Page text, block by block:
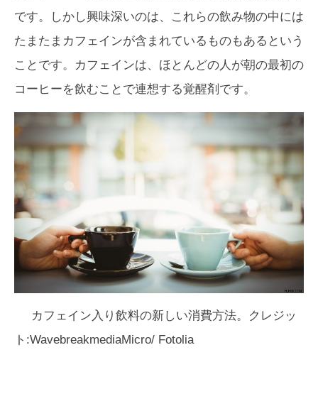
です。しかし興味深いのは、これらの飲み物の中には
たまたまカフェインが含まれているものもあるという
ことです。カフェインは、ほとんどの人が朝の最初の
コーヒーを飲むことで連想する覚醒剤です。
カフェイン入り飲料の新しい消費方法。クレジッ
ト:WavebreakmediaMicro/ Fotolia